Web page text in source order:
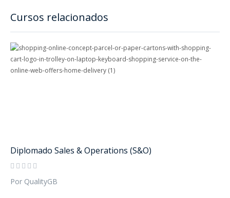
Cursos relacionados
Diplomado Sales & Operations (S&O)
Por QualityGB